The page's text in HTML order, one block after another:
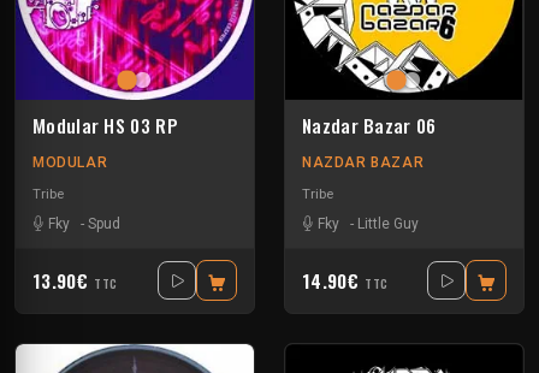
Modular HS 03 RP
MODULAR
Tribe
Fky
- Spud
13.90€ TTC
Nazdar Bazar 06
NAZDAR BAZAR
Tribe
Fky
- Little Guy
14.90€ TTC